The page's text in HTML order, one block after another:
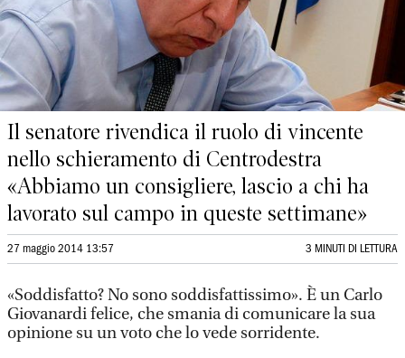
Il senatore rivendica il ruolo di vincente
nello schieramento di Centrodestra
«Abbiamo un consigliere, lascio a chi ha
lavorato sul campo in queste settimane»
27 maggio 2014 13:57 3 MINUTI DI LETTURA
«Soddisfatto? No sono soddisfattissimo». È un Carlo
Giovanardi felice, che smania di comunicare la sua
opinione su un voto che lo vede sorridente.